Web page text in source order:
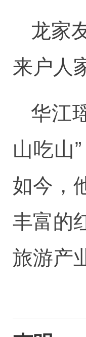
龙家
来户人
华江
山吃山
如今，
丰富的
旅游产